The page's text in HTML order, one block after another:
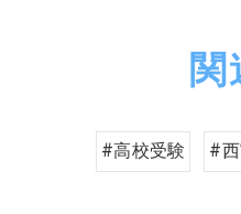
#高校受験 #